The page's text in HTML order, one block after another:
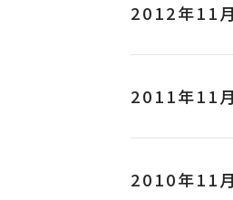
2012年11
2011年11
2010年11